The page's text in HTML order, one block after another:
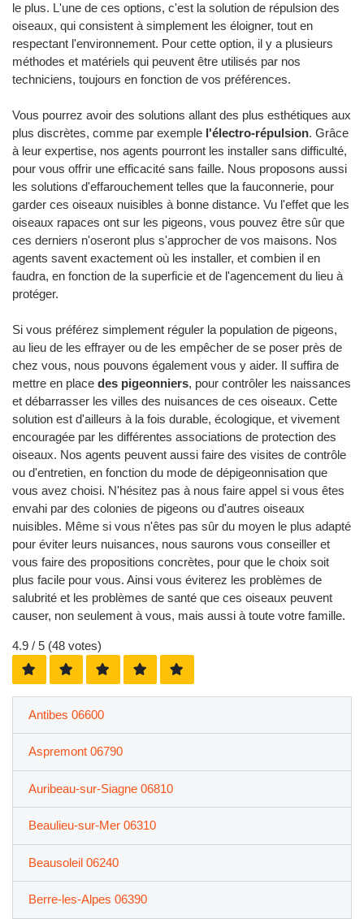
le plus. L'une de ces options, c'est la solution de répulsion des
oiseaux, qui consistent à simplement les éloigner, tout en
respectant l'environnement. Pour cette option, il y a plusieurs
méthodes et matériels qui peuvent être utilisés par nos
techniciens, toujours en fonction de vos préférences.
Vous pourrez avoir des solutions allant des plus esthétiques aux
plus discrètes, comme par exemple l'électro-répulsion. Grâce
à leur expertise, nos agents pourront les installer sans difficulté,
pour vous offrir une efficacité sans faille. Nous proposons aussi
les solutions d'effarouchement telles que la fauconnerie, pour
garder ces oiseaux nuisibles à bonne distance. Vu l'effet que les
oiseaux rapaces ont sur les pigeons, vous pouvez être sûr que
ces derniers n'oseront plus s'approcher de vos maisons. Nos
agents savent exactement où les installer, et combien il en
faudra, en fonction de la superficie et de l'agencement du lieu à
protéger.
Si vous préférez simplement réguler la population de pigeons,
au lieu de les effrayer ou de les empêcher de se poser près de
chez vous, nous pouvons également vous y aider. Il suffira de
mettre en place des pigeonniers, pour contrôler les naissances
et débarrasser les villes des nuisances de ces oiseaux. Cette
solution est d'ailleurs à la fois durable, écologique, et vivement
encouragée par les différentes associations de protection des
oiseaux. Nos agents peuvent aussi faire des visites de contrôle
ou d'entretien, en fonction du mode de dépigeonnisation que
vous avez choisi. N'hésitez pas à nous faire appel si vous êtes
envahi par des colonies de pigeons ou d'autres oiseaux
nuisibles. Même si vous n'êtes pas sûr du moyen le plus adapté
pour éviter leurs nuisances, nous saurons vous conseiller et
vous faire des propositions concrètes, pour que le choix soit
plus facile pour vous. Ainsi vous éviterez les problèmes de
salubrité et les problèmes de santé que ces oiseaux peuvent
causer, non seulement à vous, mais aussi à toute votre famille.
4.9 / 5 (48 votes)
Antibes 06600
Aspremont 06790
Auribeau-sur-Siagne 06810
Beaulieu-sur-Mer 06310
Beausoleil 06240
Berre-les-Alpes 06390